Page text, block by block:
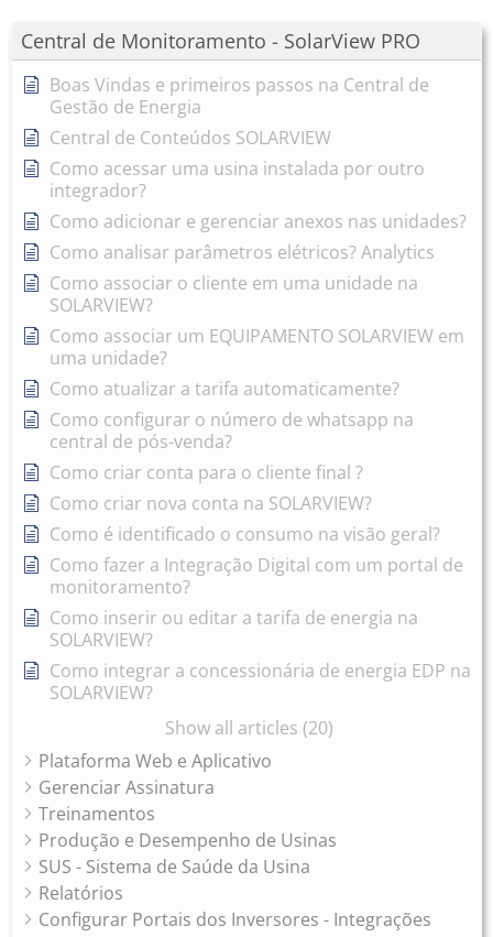
Central de Monitoramento - SolarView PRO
Boas Vindas e primeiros passos na Central de
Gestão de Energia
Central de Conteúdos SOLARVIEW
Como acessar uma usina instalada por outro
integrador?
Como adicionar e gerenciar anexos nas unidades?
Como analisar parâmetros elétricos? Analytics
Como associar o cliente em uma unidade na
SOLARVIEW?
Como associar um EQUIPAMENTO SOLARVIEW em
uma unidade?
Como atualizar a tarifa automaticamente?
Como configurar o número de whatsapp na
central de pós-venda?
Como criar conta para o cliente final ?
Como criar nova conta na SOLARVIEW?
Como é identificado o consumo na visão geral?
Como fazer a Integração Digital com um portal de
monitoramento?
Como inserir ou editar a tarifa de energia na
SOLARVIEW?
Como integrar a concessionária de energia EDP na
SOLARVIEW?
Show all articles (20)
Plataforma Web e Aplicativo
Gerenciar Assinatura
Treinamentos
Produção e Desempenho de Usinas
SUS - Sistema de Saúde da Usina
Relatórios
Configurar Portais dos Inversores - Integrações